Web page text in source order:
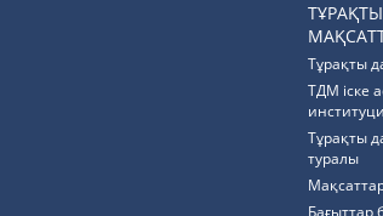
Тұрақты
ТДМ іске
Тұрақты
туралы